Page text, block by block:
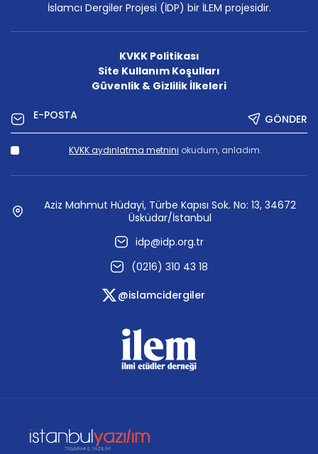
İslamcı Dergiler Projesi (İDP) bir İLEM projesidir.
KVKK Politikası
Site Kullanım Koşulları
Güvenlik & Gizlilik İlkeleri
GÖNDER
KVKK aydınlatma metnini okudum, anladım.
Aziz Mahmut Hüdayi, Türbe Kapısı Sok. No: 13, 34672
Üsküdar/İstanbul
idp@idp.org.tr
(0216) 310 43 18
@islamcidergiler